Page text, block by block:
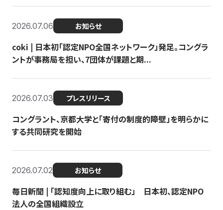
2026.07.06 お知らせ
coki | 日本初「認定NPO全国ネットワーク」発足。コングラ
ントが事務局を担い、7団体が課題と期...
2026.07.03 プレスリリース
コングラント、京都大学と「寄付の制度的障壁」を明らかに
する共同研究を開始
2026.07.02 お知らせ
毎日新聞 | 「認知度向上に取り組む」 日本初、認定NPO
法人の全国組織設立